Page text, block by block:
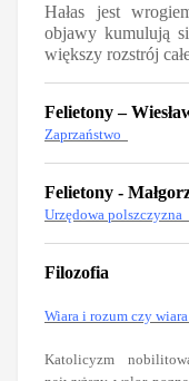
Hałas jest
objawy kumulują
większy rozstrój
Felietony –
Zaprzaństwo
Felietony -
Urzędowa polszczyzna
Filozofia
Wiara i rozum czy
Katolicyzm